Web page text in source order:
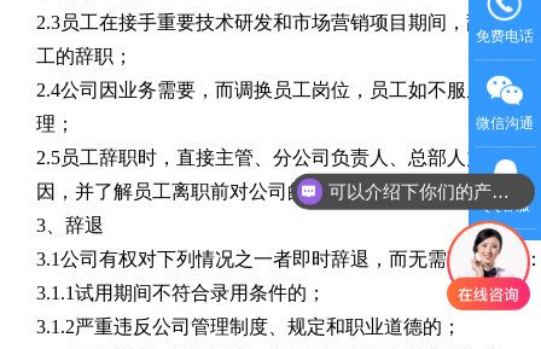
2.3员工在接手重要技术研发和市场营销项目期间，辞职可
工的辞职；
2.4公司因业务需要，而调换员工岗位，员工如不服从公司
理；
2.5员工辞职时，直接主管、分公司负责人、总部人力部应
因，并了解员工离职前对公司的建议，同时应诚恳地对辞
3、辞退
3.1公司有权对下列情况之一者即时辞退，而无需事先通知
3.1.1试用期间不符合录用条件的；
3.1.2严重违反公司管理制度、规定和职业道德的；
免费电话
微信沟通
QQ客服
可以介绍下你们的产品么